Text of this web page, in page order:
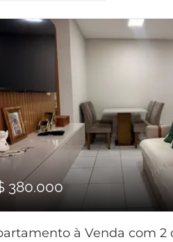
380.000
à Venda com 2